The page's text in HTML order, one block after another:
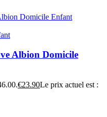
Albion Domicile
€23.90Le prix actuel est :